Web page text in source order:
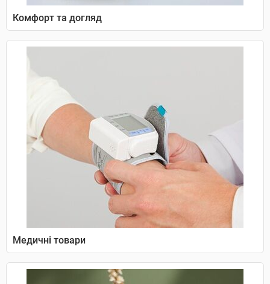
Комфорт та догляд
Медичні товари